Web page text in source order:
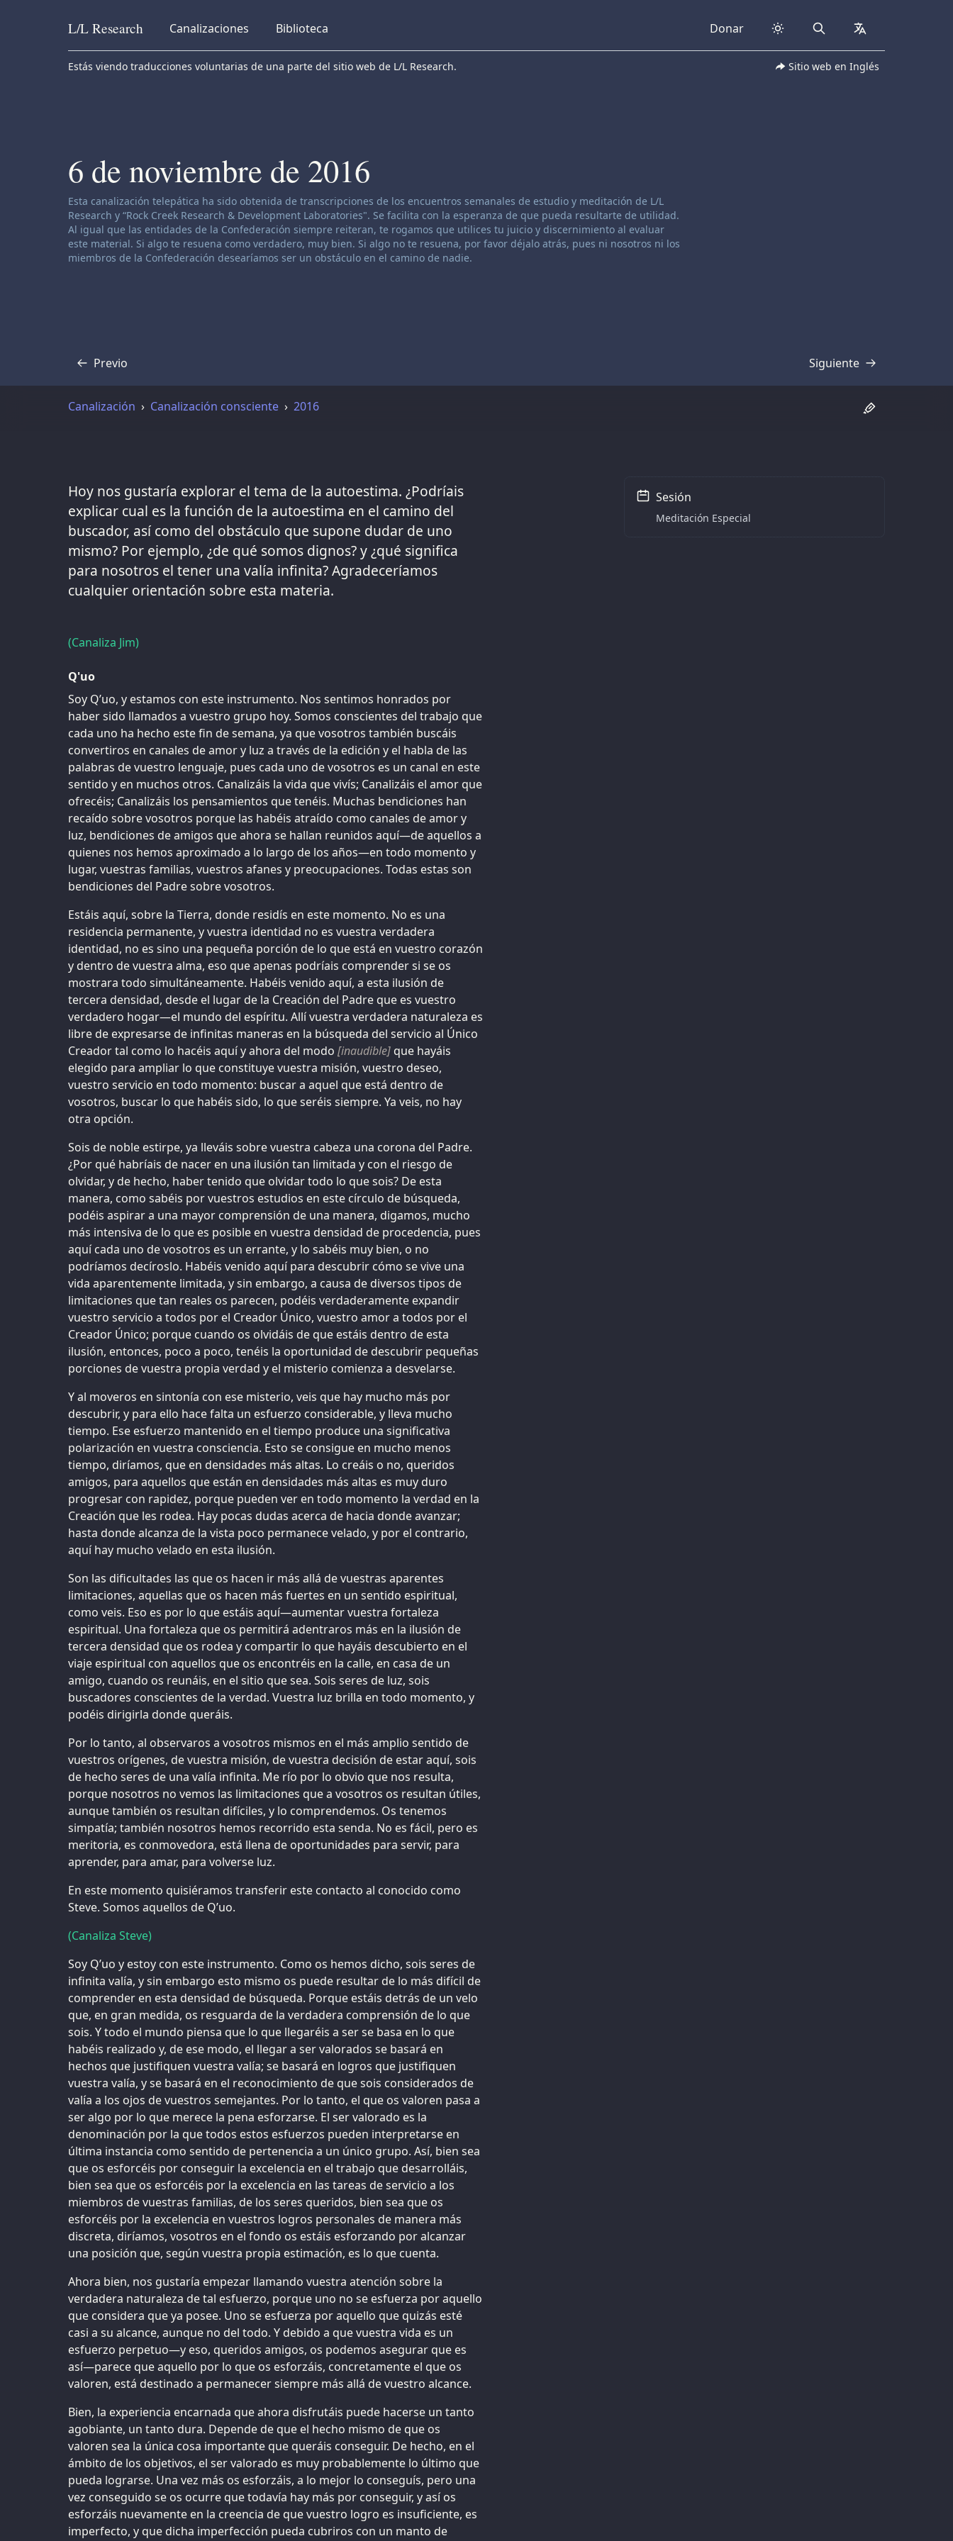
Skip to content
L/L Research Canalizaciones Biblioteca Donar Search collapsed
Estás viendo traducciones voluntarias de una parte del sitio web de L/L Research. Sitio web en Inglés
6 de noviembre de 2016
Descargo de responsabilidad de canalización:
Esta canalización telepática ha sido obtenida de transcripciones de los encuentros semanales de estudio y meditación de L/L
Research y “Rock Creek Research & Development Laboratories". Se facilita con la esperanza de que pueda resultarte de utilidad.
Al igual que las entidades de la Confederación siempre reiteran, te rogamos que utilices tu juicio y discernimiento al evaluar
este material. Si algo te resuena como verdadero, muy bien. Si algo no te resuena, por favor déjalo atrás, pues ni nosotros ni los
miembros de la Confederación desearíamos ser un obstáculo en el camino de nadie.
Previo
Transcripción Siguiente
Transcripción
Canalización Canalización consciente 2016
Hoy nos gustaría explorar el tema de la autoestima. ¿Podríais
explicar cual es la función de la autoestima en el camino del
buscador, así como del obstáculo que supone dudar de uno
mismo? Por ejemplo, ¿de qué somos dignos? y ¿qué significa
para nosotros el tener una valía infinita? Agradeceríamos
cualquier orientación sobre esta materia.
(Canaliza Jim)
Q'uo
Soy Q’uo, y estamos con este instrumento. Nos sentimos honrados por
haber sido llamados a vuestro grupo hoy. Somos conscientes del trabajo que
cada uno ha hecho este fin de semana, ya que vosotros también buscáis
convertiros en canales de amor y luz a través de la edición y el habla de las
palabras de vuestro lenguaje, pues cada uno de vosotros es un canal en este
sentido y en muchos otros. Canalizáis la vida que vivís; Canalizáis el amor que
ofrecéis; Canalizáis los pensamientos que tenéis. Muchas bendiciones han
recaído sobre vosotros porque las habéis atraído como canales de amor y
luz, bendiciones de amigos que ahora se hallan reunidos aquí—de aquellos a
quienes nos hemos aproximado a lo largo de los años—en todo momento y
lugar, vuestras familias, vuestros afanes y preocupaciones. Todas estas son
bendiciones del Padre sobre vosotros.
Estáis aquí, sobre la Tierra, donde residís en este momento. No es una
residencia permanente, y vuestra identidad no es vuestra verdadera
identidad, no es sino una pequeña porción de lo que está en vuestro corazón
y dentro de vuestra alma, eso que apenas podríais comprender si se os
mostrara todo simultáneamente. Habéis venido aquí, a esta ilusión de
tercera densidad, desde el lugar de la Creación del Padre que es vuestro
verdadero hogar—el mundo del espíritu. Allí vuestra verdadera naturaleza es
libre de expresarse de infinitas maneras en la búsqueda del servicio al Único
Creador tal como lo hacéis aquí y ahora del modo [inaudible] que hayáis
elegido para ampliar lo que constituye vuestra misión, vuestro deseo,
vuestro servicio en todo momento: buscar a aquel que está dentro de
vosotros, buscar lo que habéis sido, lo que seréis siempre. Ya veis, no hay
otra opción.
Sois de noble estirpe, ya lleváis sobre vuestra cabeza una corona del Padre.
¿Por qué habríais de nacer en una ilusión tan limitada y con el riesgo de
olvidar, y de hecho, haber tenido que olvidar todo lo que sois? De esta
manera, como sabéis por vuestros estudios en este círculo de búsqueda,
podéis aspirar a una mayor comprensión de una manera, digamos, mucho
más intensiva de lo que es posible en vuestra densidad de procedencia, pues
aquí cada uno de vosotros es un errante, y lo sabéis muy bien, o no
podríamos decíroslo. Habéis venido aquí para descubrir cómo se vive una
vida aparentemente limitada, y sin embargo, a causa de diversos tipos de
limitaciones que tan reales os parecen, podéis verdaderamente expandir
vuestro servicio a todos por el Creador Único, vuestro amor a todos por el
Creador Único; porque cuando os olvidáis de que estáis dentro de esta
ilusión, entonces, poco a poco, tenéis la oportunidad de descubrir pequeñas
porciones de vuestra propia verdad y el misterio comienza a desvelarse.
Y al moveros en sintonía con ese misterio, veis que hay mucho más por
descubrir, y para ello hace falta un esfuerzo considerable, y lleva mucho
tiempo. Ese esfuerzo mantenido en el tiempo produce una significativa
polarización en vuestra consciencia. Esto se consigue en mucho menos
tiempo, diríamos, que en densidades más altas. Lo creáis o no, queridos
amigos, para aquellos que están en densidades más altas es muy duro
progresar con rapidez, porque pueden ver en todo momento la verdad en la
Creación que les rodea. Hay pocas dudas acerca de hacia donde avanzar;
hasta donde alcanza de la vista poco permanece velado, y por el contrario,
aquí hay mucho velado en esta ilusión.
Son las dificultades las que os hacen ir más allá de vuestras aparentes
limitaciones, aquellas que os hacen más fuertes en un sentido espiritual,
como veis. Eso es por lo que estáis aquí—aumentar vuestra fortaleza
espiritual. Una fortaleza que os permitirá adentraros más en la ilusión de
tercera densidad que os rodea y compartir lo que hayáis descubierto en el
viaje espiritual con aquellos que os encontréis en la calle, en casa de un
amigo, cuando os reunáis, en el sitio que sea. Sois seres de luz, sois
buscadores conscientes de la verdad. Vuestra luz brilla en todo momento, y
podéis dirigirla donde queráis.
Por lo tanto, al observaros a vosotros mismos en el más amplio sentido de
vuestros orígenes, de vuestra misión, de vuestra decisión de estar aquí, sois
de hecho seres de una valía infinita. Me río por lo obvio que nos resulta,
porque nosotros no vemos las limitaciones que a vosotros os resultan útiles,
aunque también os resultan difíciles, y lo comprendemos. Os tenemos
simpatía; también nosotros hemos recorrido esta senda. No es fácil, pero es
meritoria, es conmovedora, está llena de oportunidades para servir, para
aprender, para amar, para volverse luz.
En este momento quisiéramos transferir este contacto al conocido como
Steve. Somos aquellos de Q’uo.
(Canaliza Steve)
Soy Q’uo y estoy con este instrumento. Como os hemos dicho, sois seres de
infinita valía, y sin embargo esto mismo os puede resultar de lo más difícil de
comprender en esta densidad de búsqueda. Porque estáis detrás de un velo
que, en gran medida, os resguarda de la verdadera comprensión de lo que
sois. Y todo el mundo piensa que lo que llegaréis a ser se basa en lo que
habéis realizado y, de ese modo, el llegar a ser valorados se basará en
hechos que justifiquen vuestra valía; se basará en logros que justifiquen
vuestra valía, y se basará en el reconocimiento de que sois considerados de
valía a los ojos de vuestros semejantes. Por lo tanto, el que os valoren pasa a
ser algo por lo que merece la pena esforzarse. El ser valorado es la
denominación por la que todos estos esfuerzos pueden interpretarse en
última instancia como sentido de pertenencia a un único grupo. Así, bien sea
que os esforcéis por conseguir la excelencia en el trabajo que desarrolláis,
bien sea que os esforcéis por la excelencia en las tareas de servicio a los
miembros de vuestras familias, de los seres queridos, bien sea que os
esforcéis por la excelencia en vuestros logros personales de manera más
discreta, diríamos, vosotros en el fondo os estáis esforzando por alcanzar
una posición que, según vuestra propia estimación, es lo que cuenta.
Ahora bien, nos gustaría empezar llamando vuestra atención sobre la
verdadera naturaleza de tal esfuerzo, porque uno no se esfuerza por aquello
que considera que ya posee. Uno se esfuerza por aquello que quizás esté
casi a su alcance, aunque no del todo. Y debido a que vuestra vida es un
esfuerzo perpetuo—y eso, queridos amigos, os podemos asegurar que es
así—parece que aquello por lo que os esforzáis, concretamente el que os
valoren, está destinado a permanecer siempre más allá de vuestro alcance.
Bien, la experiencia encarnada que ahora disfrutáis puede hacerse un tanto
agobiante, un tanto dura. Depende de que el hecho mismo de que os
valoren sea la única cosa importante que queráis conseguir. De hecho, en el
ámbito de los objetivos, el ser valorado es muy probablemente lo último que
pueda lograrse. Una vez más os esforzáis, a lo mejor lo conseguís, pero una
vez conseguido se os ocurre que todavía hay más por conseguir, y así os
esforzáis nuevamente en la creencia de que vuestro logro es insuficiente, es
imperfecto, y que dicha imperfección pueda cubriros con un manto de
Sesión
Meditación Especial